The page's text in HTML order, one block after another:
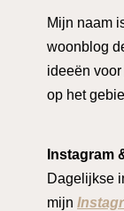
Mijn naam
woonblog
ideeën
op het
Instagram
Dagelijkse
mijn